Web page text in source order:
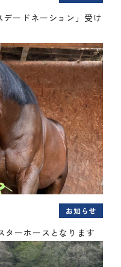
デードネーション」受け
お知らせ
ターホースとなります